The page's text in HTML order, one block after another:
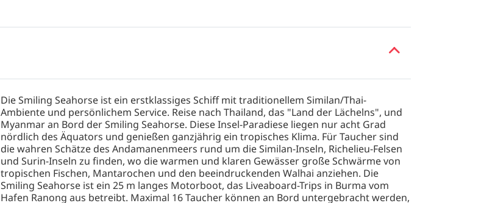
Die Smiling Seahorse ist ein erstklassiges Schiff mit traditionellem Similan/Thai-
Ambiente und persönlichem Service. Reise nach Thailand, das "Land der Lächelns", und
Myanmar an Bord der Smiling Seahorse. Diese Insel-Paradiese liegen nur acht Grad
nördlich des Äquators und genießen ganzjährig ein tropisches Klima. Für Taucher sind
die wahren Schätze des Andamanenmeers rund um die Similan-Inseln, Richelieu-Felsen
und Surin-Inseln zu finden, wo die warmen und klaren Gewässer große Schwärme von
tropischen Fischen, Mantarochen und den beeindruckenden Walhai anziehen. Die
Smiling Seahorse ist ein 25 m langes Motorboot, das Liveaboard-Trips in Burma vom
Hafen Ranong aus betreibt. Maximal 16 Taucher können an Bord untergebracht werden,